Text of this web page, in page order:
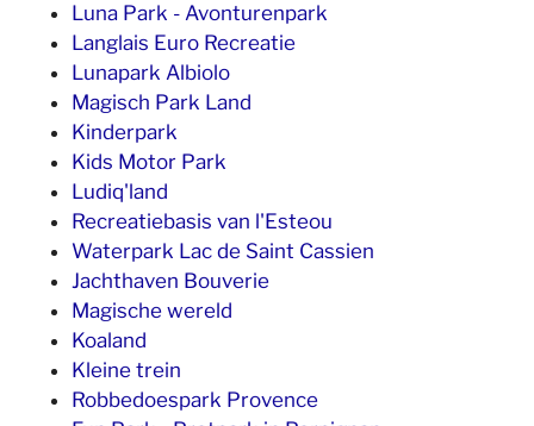
Luna Park - Avonturenpark
Langlais Euro Recreatie
Lunapark Albiolo
Magisch Park Land
Kinderpark
Kids Motor Park
Ludiq'land
Recreatiebasis van l'Esteou
Waterpark Lac de Saint Cassien
Jachthaven Bouverie
Magische wereld
Koaland
Kleine trein
Robbedoespark Provence